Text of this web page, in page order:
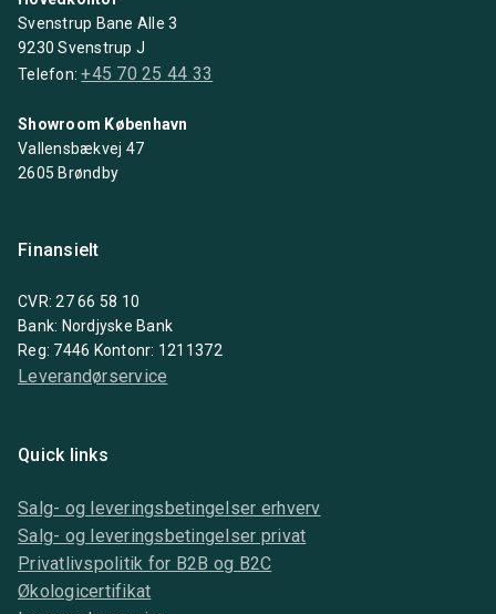
Svenstrup Bane Alle 3
9230 Svenstrup J
Telefon:+45 70 25 44 33
Showroom København
Vallensbækvej 47
2605 Brøndby
Finansielt
CVR: 27 66 58 10
Bank: Nordjyske Bank
Reg: 7446 Kontonr: 1211372
Leverandørservice
Quick links
Salg- og leveringsbetingelser erhverv
Salg- og leveringsbetingelser privat
Privatlivspolitik for B2B og B2C
Økologicertifikat